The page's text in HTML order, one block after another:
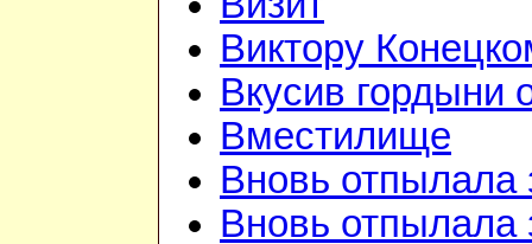
Виктору
Вкусив гордыни
Вместилище
Вновь отпылала
Вновь отпылала